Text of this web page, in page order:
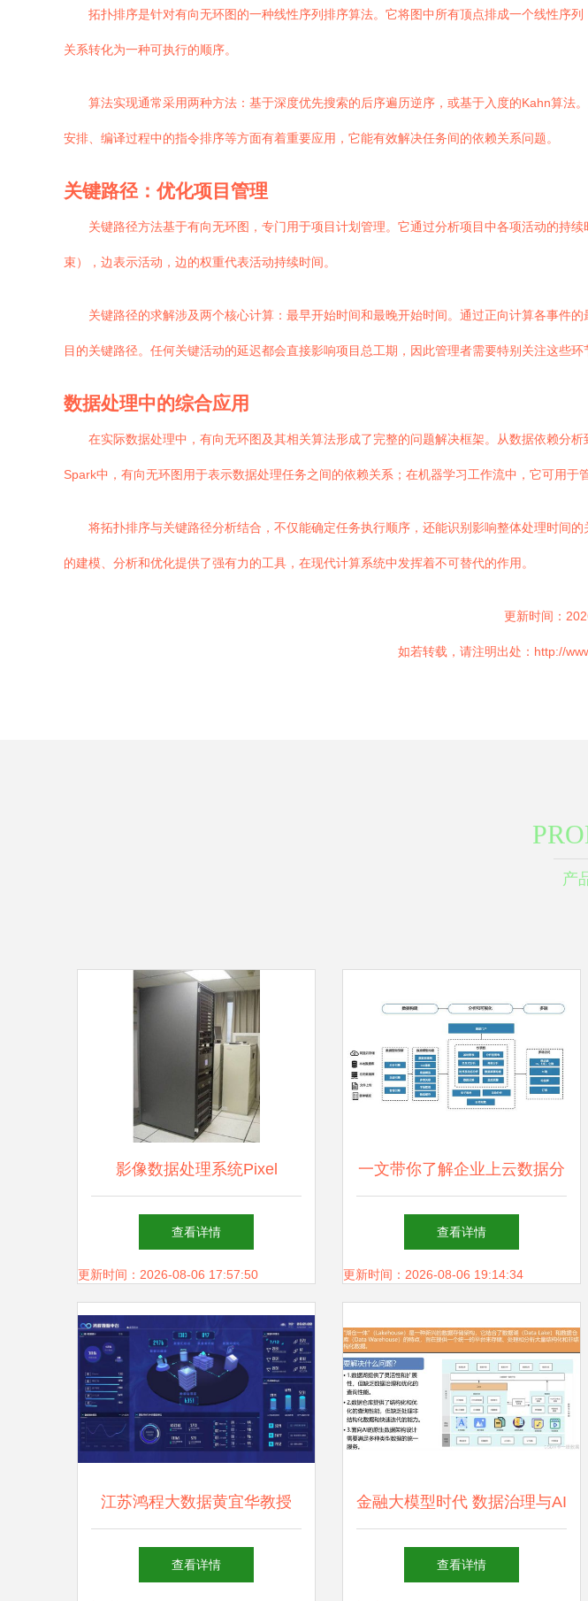
拓扑排序是针对有向无环图的一种线性序列排序算法。它将图中所有顶点排成一个线性序
关系转化为一种可执行的顺序。
算法实现通常采用两种方法：基于深度优先搜索的后序遍历逆序，或基于入度的Kahn算
安排、编译过程中的指令排序等方面有着重要应用，它能有效解决任务间的依赖关系问题。
关键路径：优化项目管理
关键路径方法基于有向无环图，专门用于项目计划管理。它通过分析项目中各项活动的持
束），边表示活动，边的权重代表活动持续时间。
关键路径的求解涉及两个核心计算：最早开始时间和最晚开始时间。通过正向计算各事
目的关键路径。任何关键活动的延迟都会直接影响项目总工期，因此管理者需要特别关注这些环
数据处理中的综合应用
在实际数据处理中，有向无环图及其相关算法形成了完整的问题解决框架。从数据依赖分
Spark中，有向无环图用于表示数据处理任务之间的依赖关系；在机器学习工作流中，它可用于
将拓扑排序与关键路径分析结合，不仅能确定任务执行顺序，还能识别影响整体处理时间
的建模、分析和优化提供了强有力的工具，在现代计算系统中发挥着不可替代的作用。
更新时间：
如若转载，请注明出处：http://
产
影像数据处理系统Pixel
Factory的存储支持服务
查看详情
更新时间：2026-08-06 17:57:50
一文带你了解企业上云数据分
析首选产品Quick BI的存储支
持服务
查看详情
更新时间：2026-08-06 19:14:34
江苏鸿程大数据黄宜华教授
从实验室到市场，“学者创
查看详情
金融大模型时代 数据治理与AI
应用创新的基石
查看详情